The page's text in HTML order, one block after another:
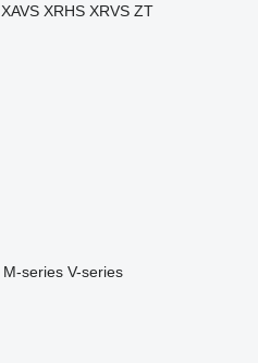
XAVS XRHS XRVS ZT
M-series V-series